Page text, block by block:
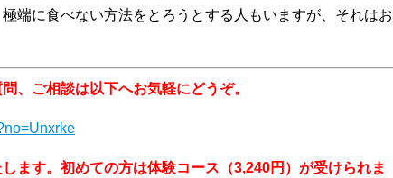
端に食べない方法をとろうとする人もいますが、それはお
、ご相談は以下へお気軽にどうぞ。
ます。初めての方は体験コース（3,240円）が受けられま